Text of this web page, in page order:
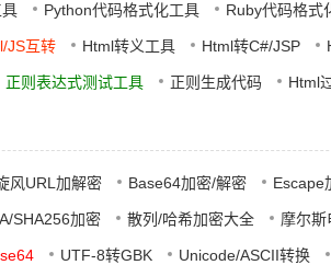
Python代码格式化工具 Ruby代码格式
JS互转 Html转义工具 Html转C#/JSP
正则表达式测试工具 正则生成代码 Html
风URL加解密 Base64加密/解密 Escape
SHA256加密 散列/哈希加密大全 摩尔斯
UTF-8转GBK Unicode/ASCII转换